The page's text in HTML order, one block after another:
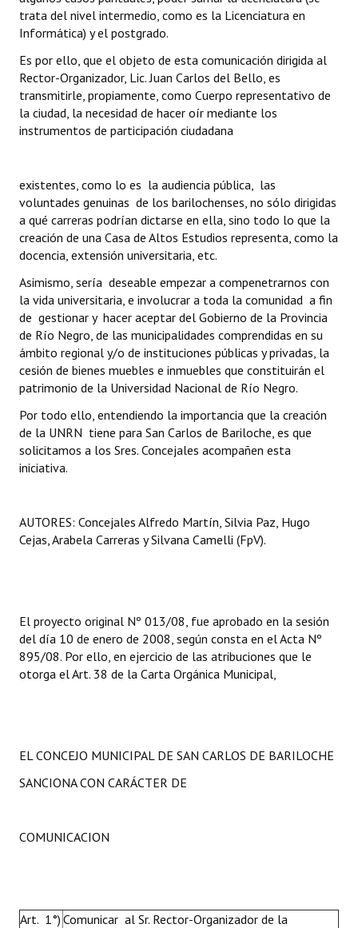
Huéspedes de Honor - Registro
Reconocimientos - Registro
Bariloche, Municipio intercultural
REFORMA DE LA CARTA ORGÁNICA
trata del nivel intermedio, como es la Licenciatura en
Informática) y el postgrado.
Es por ello, que el objeto de esta comunicación dirigida al
Rector-Organizador, Lic. Juan Carlos del Bello, es
transmitirle, propiamente, como Cuerpo representativo de
la ciudad, la necesidad de hacer oír mediante los
instrumentos de participación ciudadana
existentes, como lo es la audiencia pública, las
voluntades genuinas de los barilochenses, no sólo dirigidas
a qué carreras podrían dictarse en ella, sino todo lo que la
creación de una Casa de Altos Estudios representa, como la
docencia, extensión universitaria, etc.
Asimismo, sería deseable empezar a compenetrarnos con
la vida universitaria, e involucrar a toda la comunidad a fin
de gestionar y hacer aceptar del Gobierno de la Provincia
de Río Negro, de las municipalidades comprendidas en su
ámbito regional y/o de instituciones públicas y privadas, la
cesión de bienes muebles e inmuebles que constituirán el
patrimonio de la Universidad Nacional de Río Negro.
Por todo ello, entendiendo la importancia que la creación
de la UNRN tiene para San Carlos de Bariloche, es que
solicitamos a los Sres. Concejales acompañen esta
iniciativa.
AUTORES: Concejales Alfredo Martín, Silvia Paz, Hugo
Cejas, Arabela Carreras y Silvana Camelli (FpV).
El proyecto original Nº 013/08, fue aprobado en la sesión
del día 10 de enero de 2008, según consta en el Acta Nº
895/08. Por ello, en ejercicio de las atribuciones que le
otorga el Art. 38 de la Carta Orgánica Municipal,
EL CONCEJO MUNICIPAL DE SAN CARLOS DE BARILOCHE
SANCIONA CON CARÁCTER DE
COMUNICACION
Art. 1°) Comunicar al Sr. Rector-Organizador de la